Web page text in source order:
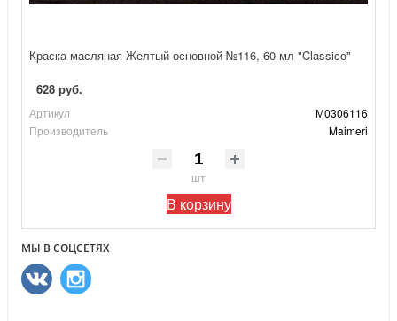
Краска масляная Желтый основной №116, 60 мл "Classico"
628 руб.
Артикул
М0306116
Производитель
Maimeri
шт
В корзину
МЫ В СОЦСЕТЯХ